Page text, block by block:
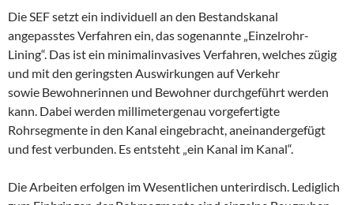
Die SEF setzt ein individuell an den Bestandskanal
angepasstes Verfahren ein, das sogenannte „Einzelrohr-
Lining“. Das ist ein minimalinvasives Verfahren, welches zügig
und mit den geringsten Auswirkungen auf Verkehr
sowie Bewohnerinnen und Bewohner durchgeführt werden
kann. Dabei werden millimetergenau vorgefertigte
Rohrsegmente in den Kanal eingebracht, aneinandergefügt
und fest verbunden. Es entsteht „ein Kanal im Kanal“.
Die Arbeiten erfolgen im Wesentlichen unterirdisch. Lediglich